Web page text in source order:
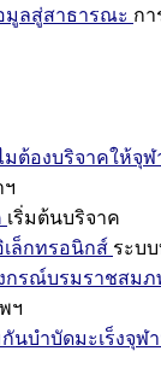
มูลสู่สาธารณะ กา
มต้องบริจาคให้จุฬ
เริ่มต้นบริจาค
ล็กทรอนิกส์ ระบ
กรณ์บรมราชสมภ
ฯ
นบำบัดมะเร็งจุฬา